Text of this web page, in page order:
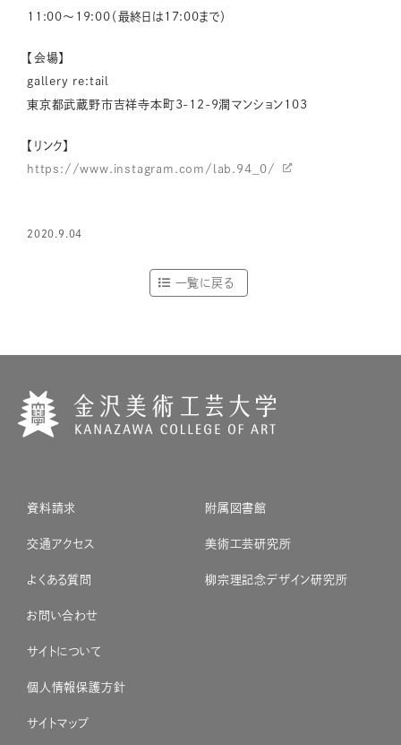
11:00〜19:00（最終日は17:00まで）
【会場】
gallery re:tail
東京都武蔵野市吉祥寺本町3-12-9潤マンション103
【リンク】
https://www.instagram.com/lab.94_0/
2020.9.04
一覧に戻る
資料請求
交通アクセス
よくある質問
お問い合わせ
サイトについて
個人情報保護方針
サイトマップ
附属図書館
美術工芸研究所
柳宗理記念デザイン研究所